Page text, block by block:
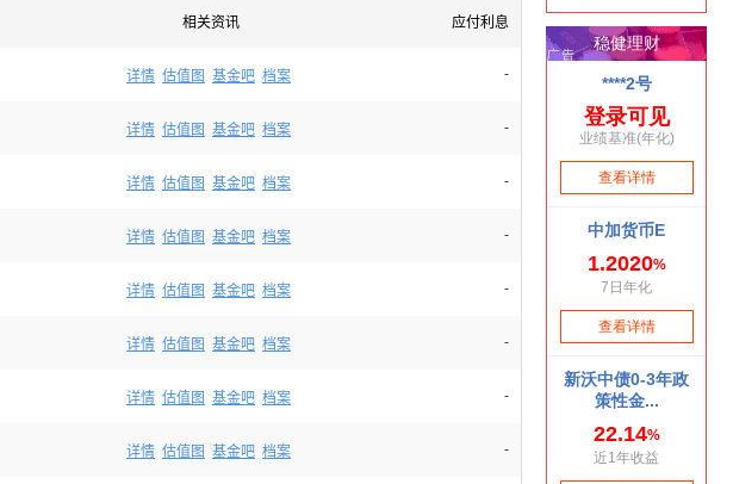
相关资讯 应付利息
详情 估值图 基金吧 档案 -
详情 估值图 基金吧 档案 -
详情 估值图 基金吧 档案 -
详情 估值图 基金吧 档案 -
详情 估值图 基金吧 档案 -
详情 估值图 基金吧 档案 -
详情 估值图 基金吧 档案 -
详情 估值图 基金吧 档案 -